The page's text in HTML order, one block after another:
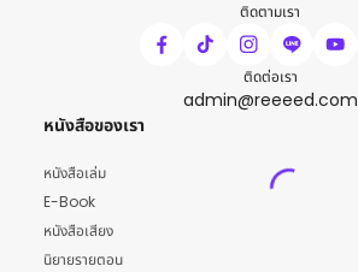
ติดตามเรา
ติดต่อเรา
admin@reeeed.com
หนังสือของเรา
หนังสือเล่ม
E-Book
หนังสือเสียง
นิยายรายตอน